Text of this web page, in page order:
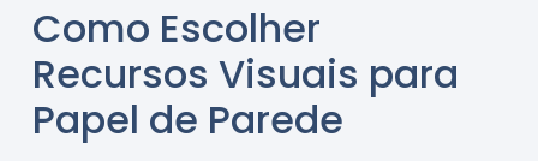
Como Escolher
Recursos Visuais para
Papel de Parede